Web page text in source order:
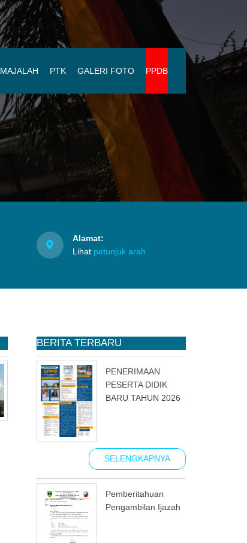
MAJALAH PTK GALERI FOTO PPDB
Alamat:
Lihat petunjuk arah
BERITA TERBARU
PENERIMAAN
PESERTA DIDIK
BARU TAHUN 2026
SELENGKAPNYA
Pemberitahuan
Pengambilan Ijazah